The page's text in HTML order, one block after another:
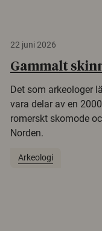
22 juni 2026
Gammalt
Det som arkeologer
vara delar av en
romerskt skomode
Norden.
Arkeologi